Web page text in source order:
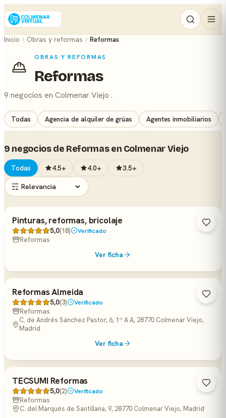
Inicio Obras y reformas Reformas
OBRAS Y REFORMAS
Reformas
9 negocios en Colmenar Viejo .
Todas Agencia de alquiler de grúas Agentes inmobiliarios
9 negocios de Reformas en Colmenar Viejo
Todas 4.5+ 4.0+ 3.5+
Pinturas, reformas, bricolaje
5,0(18) Verificado
Reformas
Ver ficha
Reformas Almeida
5,0(3) Verificado
Reformas
C. de Andrés Sánchez Pastor, 6, 1º A A, 28770 Colmenar Viejo,
Madrid
Ver ficha
TECSUMI Reformas
5,0(2) Verificado
Reformas
C. del Marqués de Santillana, 9, 28770 Colmenar Viejo, Madrid